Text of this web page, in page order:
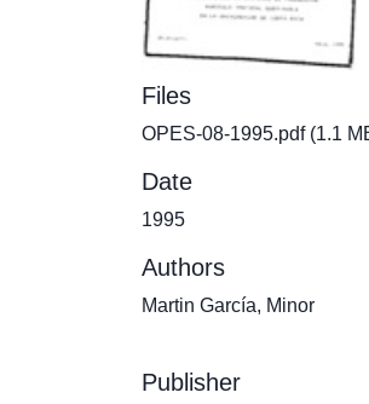
Files
OPES-08-1995.pdf(1.1
Date
1995
Authors
Martin García, Minor
Publisher